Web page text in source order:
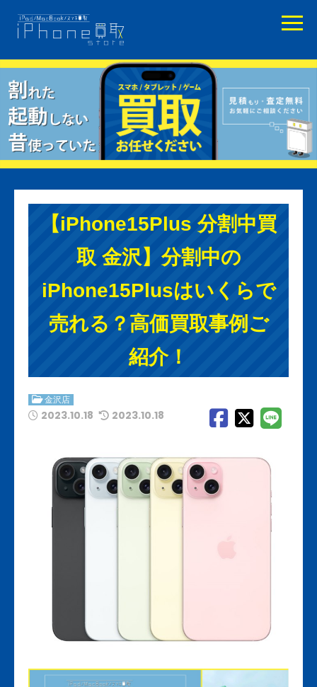
【iPhone15Plus 分割中買
取 金沢】分割中の
iPhone15Plusはいくらで
売れる？高価買取事例ご
紹介！
金沢店
2023.10.18 2023.10.18